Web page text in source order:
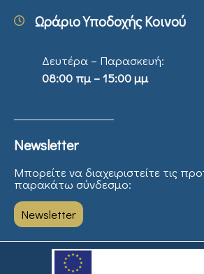
Ωράριο Υποδοχής Κοινού
Δευτέρα – Παρασκευή:
08:00 πμ – 15:00 μμ
Newsletter
Μπορείτε να διαχειριστείτε τις
παρακάτω σύνδεσμο:
Newsletter